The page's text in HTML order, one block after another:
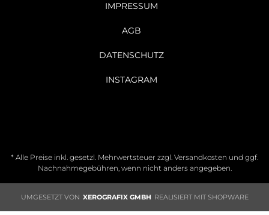
IMPRESSUM
AGB
DATENSCHUTZ
INSTAGRAM
* Alle Preise inkl. gesetzl. Mehrwertsteuer zzgl. Versandkosten und ggf.
Nachnahmegebühren, wenn nicht anders angegeben.
UMGESETZT VON XEROGRAFIX GMBH REALISIERT MIT SHOPWARE